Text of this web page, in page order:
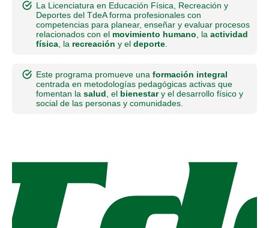
La Licenciatura en Educación Física, Recreación y
Deportes del TdeA forma profesionales con
competencias para planear, enseñar y evaluar procesos
relacionados con el movimiento humano , la actividad
física , la recreación y el deporte
Este programa promueve una formación integral
centrada en metodologías pedagógicas activas que
fomentan la salud , el bienestary el desarrollo físico y
social de las personas y comunidades.